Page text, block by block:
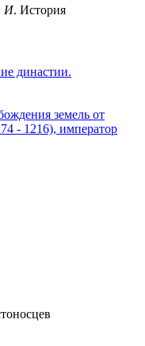
И. История
династии.
земель от
- 1216), император